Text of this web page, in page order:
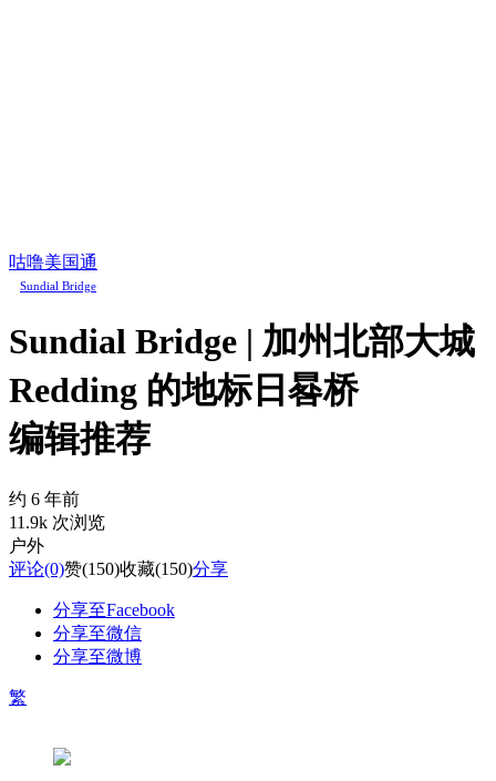
咕噜美国通
Sundial Bridge
Sundial Bridge | 加州北部大城
Redding 的地标日晷桥
编辑推荐
约 6 年前
11.9k 次浏览
户外
评论(0)赞(150)收藏(150)分享
分享至Facebook
分享至微信
分享至微博
繁